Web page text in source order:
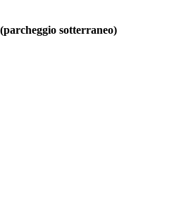
sotterraneo)